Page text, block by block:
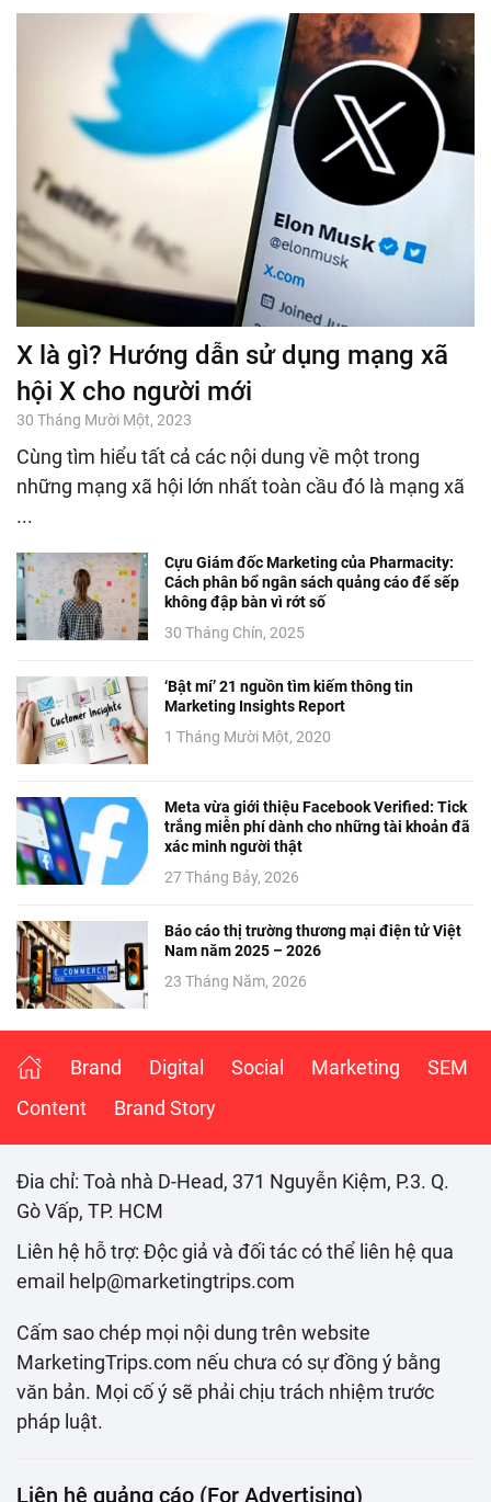
X là gì? Hướng dẫn sử dụng mạng xã
hội X cho người mới
30 Tháng Mười Một, 2023
Cùng tìm hiểu tất cả các nội dung về một trong
những mạng xã hội lớn nhất toàn cầu đó là mạng xã
...
Cựu Giám đốc Marketing của Pharmacity:
Cách phân bổ ngân sách quảng cáo để sếp
không đập bàn vì rớt số
30 Tháng Chín, 2025
‘Bật mí’ 21 nguồn tìm kiếm thông tin
Marketing Insights Report
1 Tháng Mười Một, 2020
Meta vừa giới thiệu Facebook Verified: Tick
trắng miễn phí dành cho những tài khoản đã
xác minh người thật
27 Tháng Bảy, 2026
Báo cáo thị trường thương mại điện tử Việt
Nam năm 2025 – 2026
23 Tháng Năm, 2026
Brand Digital Social Marketing
SEM
Content
Brand Story
Đia chỉ: Toà nhà D-Head, 371 Nguyễn Kiệm, P.3. Q.
Gò Vấp, TP. HCM
Liên hệ hỗ trợ: Độc giả và đối tác có thể liên hệ qua
email help@marketingtrips.com
Cấm sao chép mọi nội dung trên website
MarketingTrips.com nếu chưa có sự đồng ý bằng
văn bản. Mọi cố ý sẽ phải chịu trách nhiệm trước
pháp luật.
Liên hệ quảng cáo (For Advertising)